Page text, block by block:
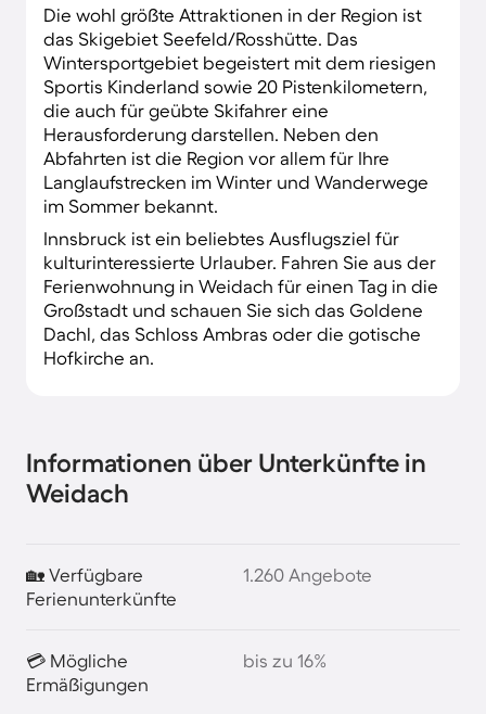
Die wohl größte Attraktionen in der Region ist
das Skigebiet Seefeld/Rosshütte. Das
Wintersportgebiet begeistert mit dem riesigen
Sportis Kinderland sowie 20 Pistenkilometern,
die auch für geübte Skifahrer eine
Herausforderung darstellen. Neben den
Abfahrten ist die Region vor allem für Ihre
Langlaufstrecken im Winter und Wanderwege
im Sommer bekannt.
Innsbruck ist ein beliebtes Ausflugsziel für
kulturinteressierte Urlauber. Fahren Sie aus der
Ferienwohnung in Weidach für einen Tag in die
Großstadt und schauen Sie sich das Goldene
Dachl, das Schloss Ambras oder die gotische
Hofkirche an.
Informationen über Unterkünfte in
Weidach
🏡 Verfügbare
Ferienunterkünfte
1.260 Angebote
💳 Mögliche
Ermäßigungen
bis zu 16%